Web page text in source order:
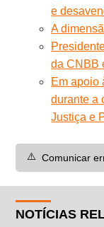
e
A
da CNBB
Em apoio
durante a
Justiça e
⚠️ Comunicar
NOTÍCIAS